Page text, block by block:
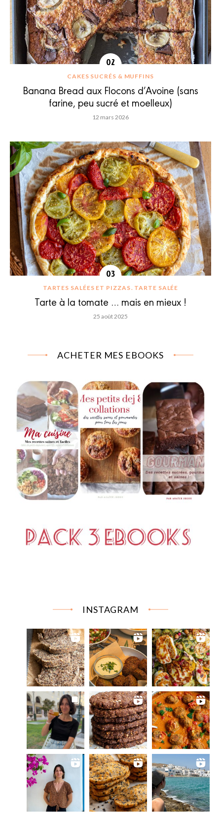
CAKES SUCRÉS & MUFFINS
Banana Bread aux Flocons d’Avoine (sans
farine, peu sucré et moelleux)
12 mars 2026
TARTES SALÉES ET PIZZAS TARTE SALÉE
Tarte à la tomate … mais en mieux !
25 août 2025
ACHETER MES EBOOKS
INSTAGRAM